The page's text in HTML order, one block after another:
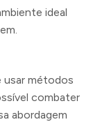
ideal
usar métodos
combater
abordagem